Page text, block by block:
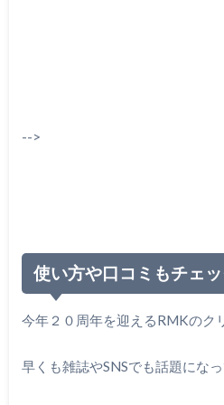
-->
使い方や口コミもチェッ
今年２０周年を迎えるRMKのク
早くも雑誌やSNSでも話題にな